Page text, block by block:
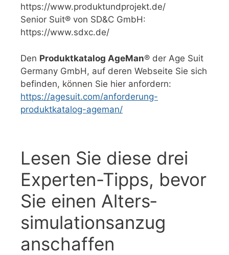
https://www.produktundprojekt.de/
Senior Suit® von SD&C GmbH:
https://www.sdxc.de/
Den Produktkatalog AgeMan® der Age Suit
Germany GmbH, auf deren Webseite Sie sich
befinden, können Sie hier anfordern:
https://agesuit.com/anforderung-
produktkatalog-ageman/
Lesen Sie diese drei
Experten-Tipps, bevor
Sie einen Alters­­
simulations­­anzug
anschaffen